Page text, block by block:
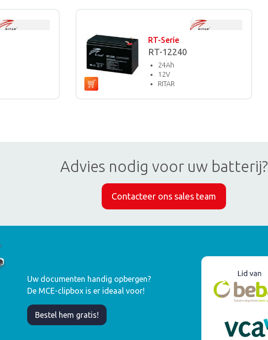
RT-Serie
RT-12240
24Ah
12V
RITAR
Advies nodig voor uw batterij?
Contacteer ons sales team
Uw documenten handig opbergen?
De MCE-clipbox is er ideaal voor!
Bestel hem gratis!